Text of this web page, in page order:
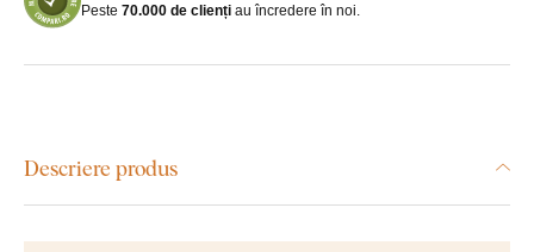
Peste 70.000 de clienți au încredere în noi.
Descriere produs